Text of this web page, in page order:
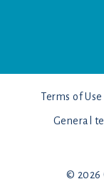
© 2026
Terms of Use
General